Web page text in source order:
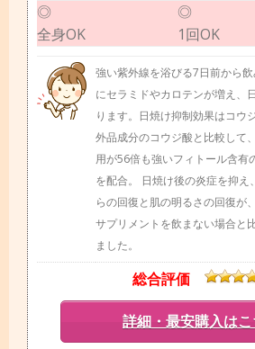
◎
全身OK
◎
1回OK
強い紫外線を浴びる7日前から
にセラミドやカロテンが増え、
ります。日焼け抑制効果はコウ
外品成分のコウジ酸と比較して
用が56倍も強いフィトール含有
を配合。 日焼け後の炎症を抑え
らの回復と肌の明るさの回復が
サプリメントを飲まない場合と
ました。
総合評価
詳細・最安購入はこ